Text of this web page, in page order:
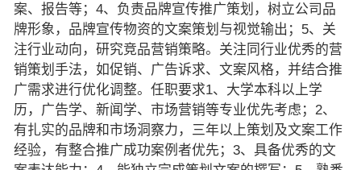
案、报告等；4、负责品牌宣传推广策划，树立公司品
牌形象，品牌宣传物资的文案策划与视觉输出；5、关
注行业动向，研究竞品营销策略。关注同行业优秀的营
销策划手法，如促销、广告诉求、文案风格，并结合推
广需求进行优化调整。任职要求1、大学本科以上学
历，广告学、新闻学、市场营销等专业优先考虑；2、
有扎实的品牌和市场洞察力，三年以上策划及文案工作
经验，有整合推广成功案例者优先；3、具备优秀的文